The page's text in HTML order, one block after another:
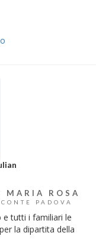
MARIA ROSA
PADOVA
e tutti i familiari le
la dipartita della